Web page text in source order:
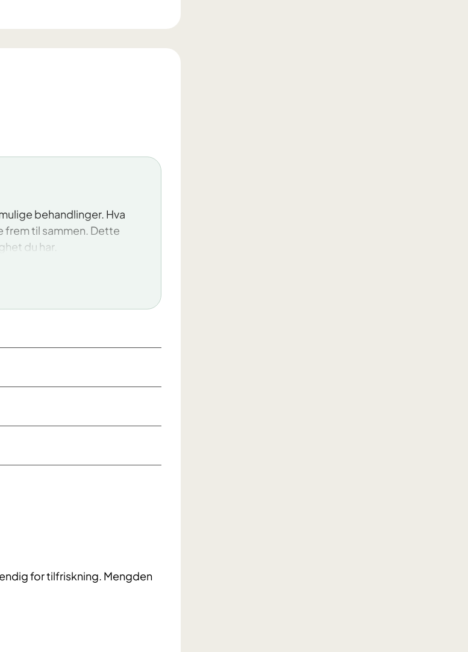
behandlinger. Hva
frem til sammen. Dette
du har.
disse opp mot
alternativene?
vil gjelde for meg?​
for tilfriskning. Mengden